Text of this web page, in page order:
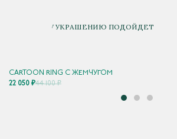
К ДАННОМУ УКРАШЕНИЮ ПОДОЙДЕТ
CARTOON RING С ЖЕМЧУГОМ
22 050 ₽44 100 ₽